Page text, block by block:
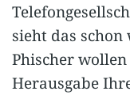
sieht das schon
Phischer
Herausgabe